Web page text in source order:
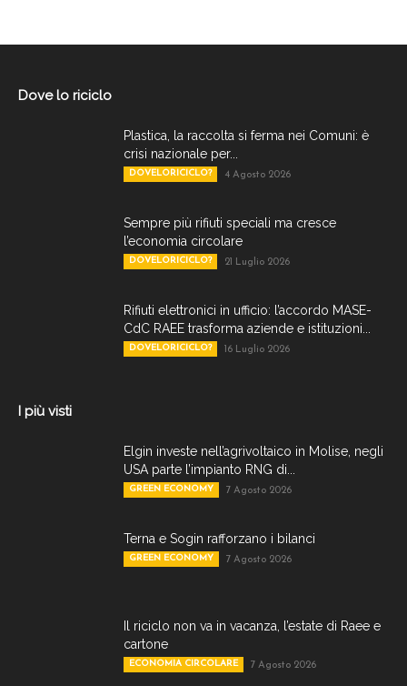
Dove lo riciclo
Plastica, la raccolta si ferma nei Comuni: è
crisi nazionale per...
DOVELORICICLO? 4 Agosto 2026
Sempre più rifiuti speciali ma cresce
l’economia circolare
DOVELORICICLO? 21 Luglio 2026
Rifiuti elettronici in ufficio: l’accordo MASE-
CdC RAEE trasforma aziende e istituzioni...
DOVELORICICLO? 16 Luglio 2026
I più visti
Elgin investe nell’agrivoltaico in Molise, negli
USA parte l’impianto RNG di...
GREEN ECONOMY 7 Agosto 2026
Terna e Sogin rafforzano i bilanci
GREEN ECONOMY 7 Agosto 2026
Il riciclo non va in vacanza, l’estate di Raee e
cartone
ECONOMIA CIRCOLARE 7 Agosto 2026